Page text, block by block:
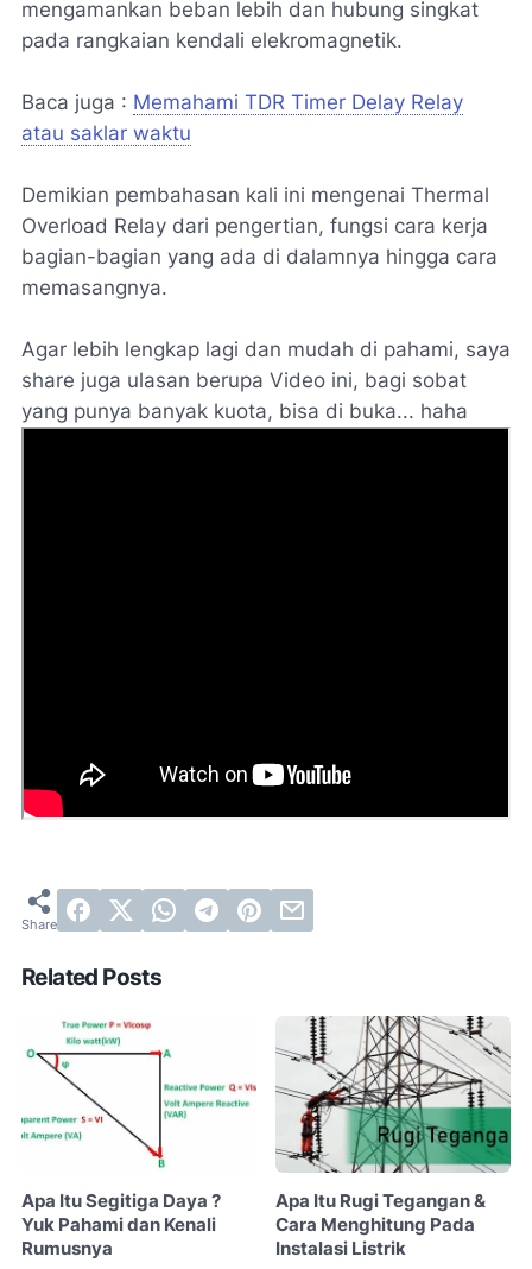
mengamankan beban lebih dan hubung singkat
pada rangkaian kendali elekromagnetik.
Baca juga : Memahami TDR Timer Delay Relay
atau saklar waktu
Demikian pembahasan kali ini mengenai Thermal
Overload Relay dari pengertian, fungsi cara kerja
bagian-bagian yang ada di dalamnya hingga cara
memasangnya.
Agar lebih lengkap lagi dan mudah di pahami, saya
share juga ulasan berupa Video ini, bagi sobat
yang punya banyak kuota, bisa di buka... haha
Related Posts
Apa Itu Segitiga Daya ?
Yuk Pahami dan Kenali
Rumusnya
Apa Itu Rugi Tegangan &
Cara Menghitung Pada
Instalasi Listrik